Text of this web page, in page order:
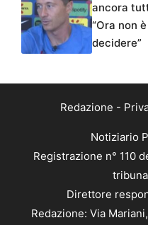
ancora
“Ora non
decidere”
Redazione -
Notiziario
Registrazione n° 110
Direttore
Redazione: Via